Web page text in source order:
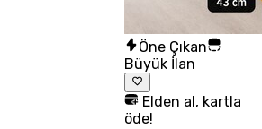
Öne Çıkan
Büyük İlan
Elden al, kartla
öde!